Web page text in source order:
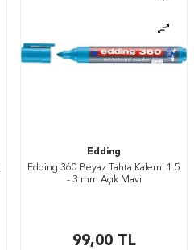
Edding
Edding 360 Beyaz Tahta Kalemi 1.5
- 3 mm Açık Mavi
99,00TL